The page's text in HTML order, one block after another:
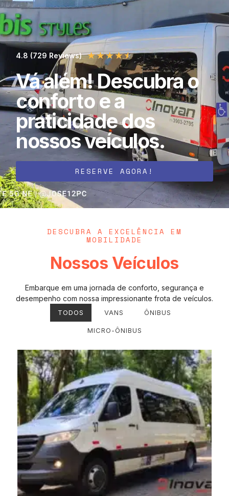
4.8 (729 Reviews) ★★★★★
Vá além! Descubra o
conforto e a
praticidade dos
nossos veículos.
RESERVE AGORA!
DESCUBRA A EXCELÊNCIA EM
MOBILIDADE
Nossos Veículos
Embarque em uma jornada de conforto, segurança e
desempenho com nossa impressionante frota de veículos.
TODOS VANS ÔNIBUS
MICRO-ÔNIBUS